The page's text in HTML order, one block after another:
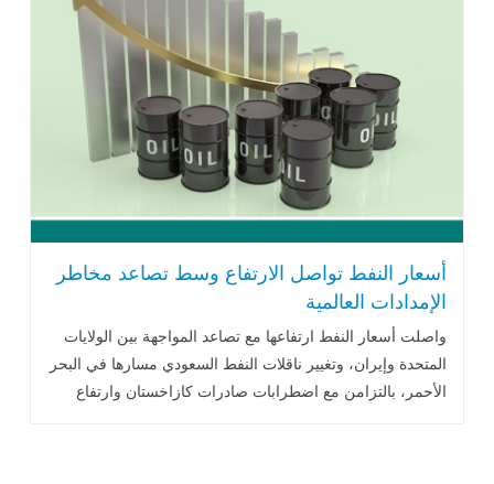
أسعار النفط تواصل الارتفاع وسط تصاعد مخاطر
الإمدادات العالمية
واصلت أسعار النفط ارتفاعها مع تصاعد المواجهة بين الولايات
المتحدة وإيران، وتغيير ناقلات النفط السعودي مسارها في البحر
الأحمر، بالتزامن مع اضطرابات صادرات كازاخستان وارتفاع